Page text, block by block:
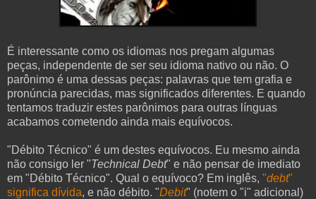
É interessante como os idiomas nos pregam algumas
peças, independente de ser seu idioma nativo ou não. O
parônimo é uma dessas peças: palavras que tem grafia e
pronúncia parecidas, mas significados diferentes. E quando
tentamos traduzir estes parônimos para outras línguas
acabamos cometendo ainda mais equívocos.
"Débito Técnico" é um destes equívocos. Eu mesmo ainda
não consigo ler "Technical Debt" e não pensar de imediato
em "Débito Técnico". Qual o equívoco? Em inglês, "debt"
significa dívida, e não débito. "Debit" (notem o "i" adicional)